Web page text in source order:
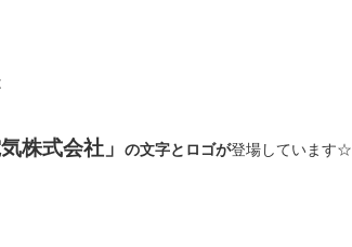
株式会社」 の文字とロゴが登場しています☆